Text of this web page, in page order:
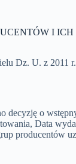
I
Dz. U. z 2011
o
Data
producentów